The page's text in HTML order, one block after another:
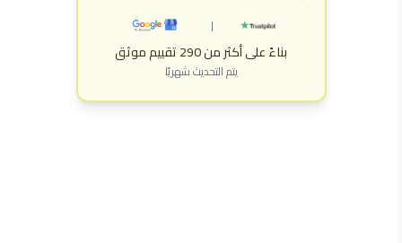
|
بناءً على أكثر من 290 تقييم موثق
يتم التحديث شهريًا